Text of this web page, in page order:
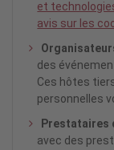
et
avis sur les
des
Ces hôtes
personnelles
Prestataires
avec des